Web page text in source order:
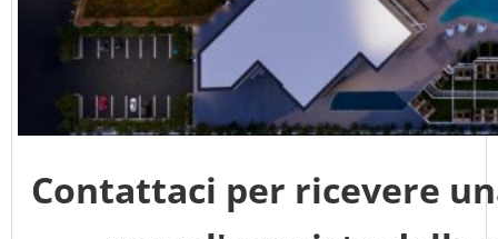
Contattaci per ricevere